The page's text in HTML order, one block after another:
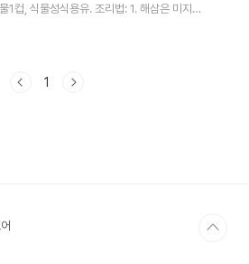
1컵, 식물성식용유. 조리법: 1. 해삼은 미지근
삼은 편으로 썰고 뜨거운 물에 데쳐 놓는다.
1